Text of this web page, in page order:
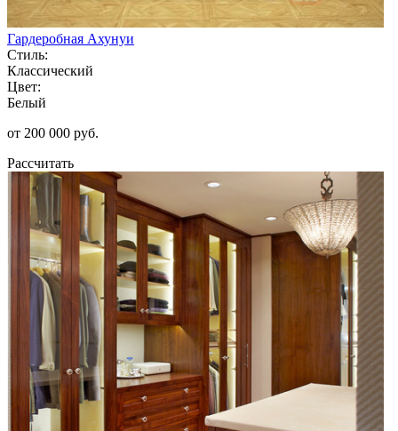
Гардеробная Ахунуи
Стиль:
Классический
Цвет:
Белый
от 200 000 руб.
Рассчитать